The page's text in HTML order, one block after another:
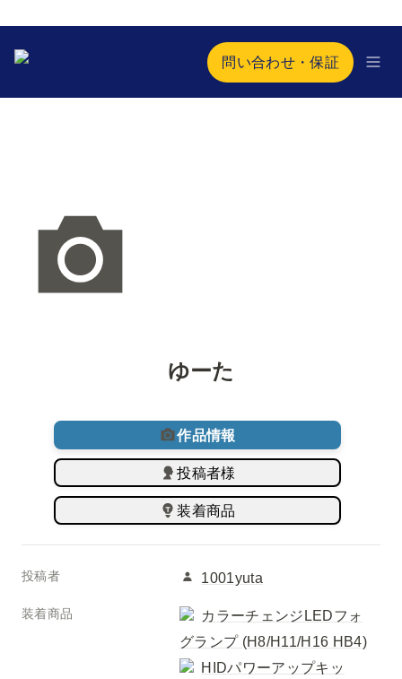
問い合わせ・保証
ゆーた
作品情報
投稿者様
装着商品
投稿者 1001yuta
装着商品
カラーチェンジLEDフォ
グランプ (H8/H11/H16 HB4)
HIDパワーアップキッ